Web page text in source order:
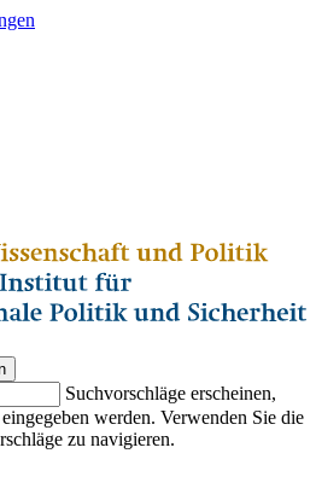
Suchvorschläge erscheinen,
werden. Verwenden Sie die
zu navigieren.